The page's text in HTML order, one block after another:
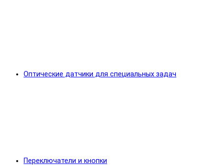
Оптические датчики для специальных задач
Переключатели и кнопки